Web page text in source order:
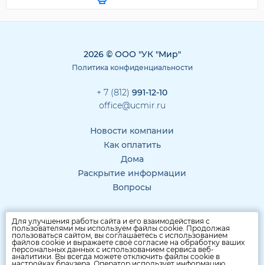
2026 © ООО "УК "Мир"
Политика конфиденциальности
+ 7 (812) 991-12-10
office@ucmir.ru
Новости компании
Как оплатить
Дома
Раскрытие информации
Вопросы
Для улучшения работы сайта и его взаимодействия с
пользователями мы используем файлы cookie. Продолжая
пользоваться сайтом, вы соглашаетесь с использованием
файлов cookie и выражаете своё согласие на обработку ваших
персональных данных с использованием сервиса веб-
аналитики. Вы всегда можете отключить файлы cookie в